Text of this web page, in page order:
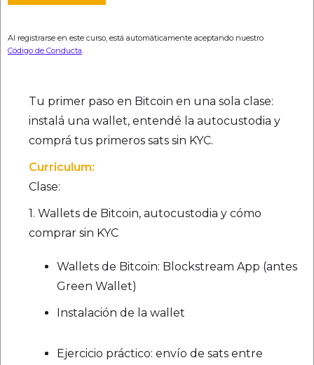
Al registrarse en este curso, está automáticamente aceptando nuestro
Código de Conducta
Tu primer paso en Bitcoin en una sola clase:
instalá una wallet, entendé la autocustodia y
comprá tus primeros sats sin KYC.‍
Curriculum:
Clase:
1. Wallets de Bitcoin, autocustodia y cómo
comprar sin KYC
Wallets de Bitcoin: Blockstream App (antes
Green Wallet)
Instalación de la wallet
Ejercicio práctico: envío de sats entre